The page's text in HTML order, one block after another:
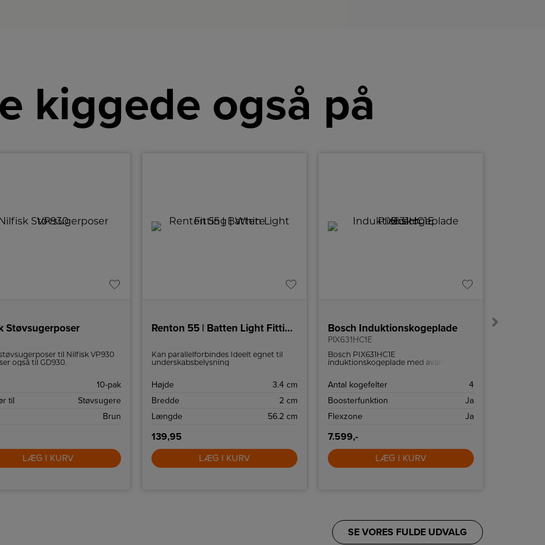
kiggede også på
Støvsugerposer
til Nilfisk VP930
også til GD930.
10-pak
til
Støvsugere
Brun
LÆG I KURV
Renton 55 | Batten Light Fitting | White
Kan parallelforbindes Ideelt egnet til
underskabsbelysning
forbinde flere skinner
Højde
3.4 cm
Bredde
2 cm
Længde
56.2 cm
139,95
LÆG I KURV
Bosch Induktionskogeplade
PIX631HC1E
Bosch PIX631HC1E
induktionskogeplade med avancerede
både hverdagsmåltider og slow
sjovere at lave mad.
Antal kogefelter
4
Boosterfunktion
Ja
Flexzone
Ja
7.599,-
LÆG I KURV
SE VORES FULDE UDVALG